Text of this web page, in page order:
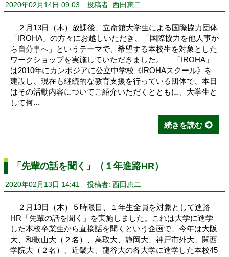
2020年02月14日 09:03 投稿者: 西田恵二
２月13日（木）放課後、立命館大学生による国際協力団体
「IROHA」の方々にお越しいただき、「国際協力を他人事か
ら自分事へ」というテーマで、希望する本校生を対象とした
ワークショップを実施していただきました。 「IROHA」
は2010年にカンボジアに公立中学校《IROHAスクール》を
建設し、現在も継続的な教育支援を行っている団体で、本日
はその活動内容についてご紹介いただくとともに、大学生と
して何...
続きを読む
「先輩の話を聞く」（１年進路HR）
2020年02月13日 14:41 投稿者: 西田恵二
２月13日（木）５時限目、１年生全員を対象として進路
HR「先輩の話を聞く」を実施しました。これは大学に進学
した本校卒業生から直接話を聞くという企画で、今年は大阪
大、和歌山大（２名）、鳥取大、静岡大、神戸市外大、関西
学院大（２名）、近畿大、龍谷大の各大学に進学した本校45